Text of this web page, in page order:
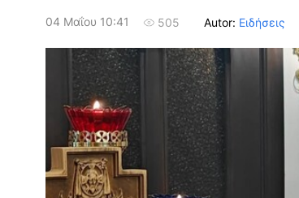
04 Μαΐου 10:41 505 Autor: Ειδήσεις